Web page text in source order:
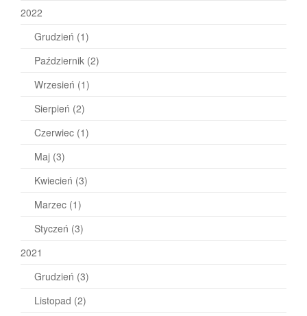
2022
Grudzień (1)
Październik (2)
Wrzesień (1)
Sierpień (2)
Czerwiec (1)
Maj (3)
Kwiecień (3)
Marzec (1)
Styczeń (3)
2021
Grudzień (3)
Listopad (2)